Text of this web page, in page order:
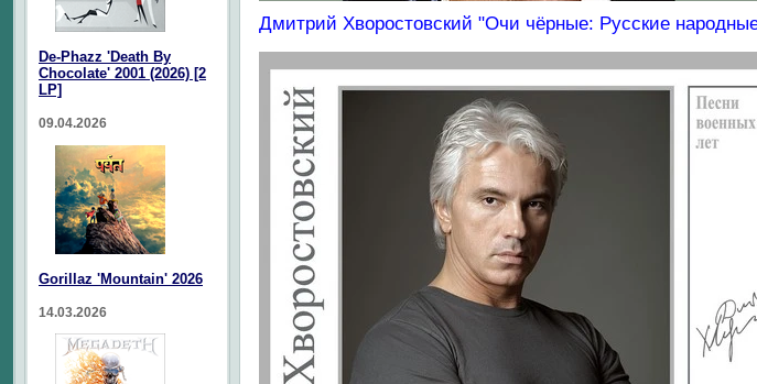
Дмитрий Хворостовский "Очи чёрные: Русские
De-Phazz 'Death By
Chocolate' 2001 (2026) [2
LP]
09.04.2026
Gorillaz 'Mountain' 2026
14.03.2026